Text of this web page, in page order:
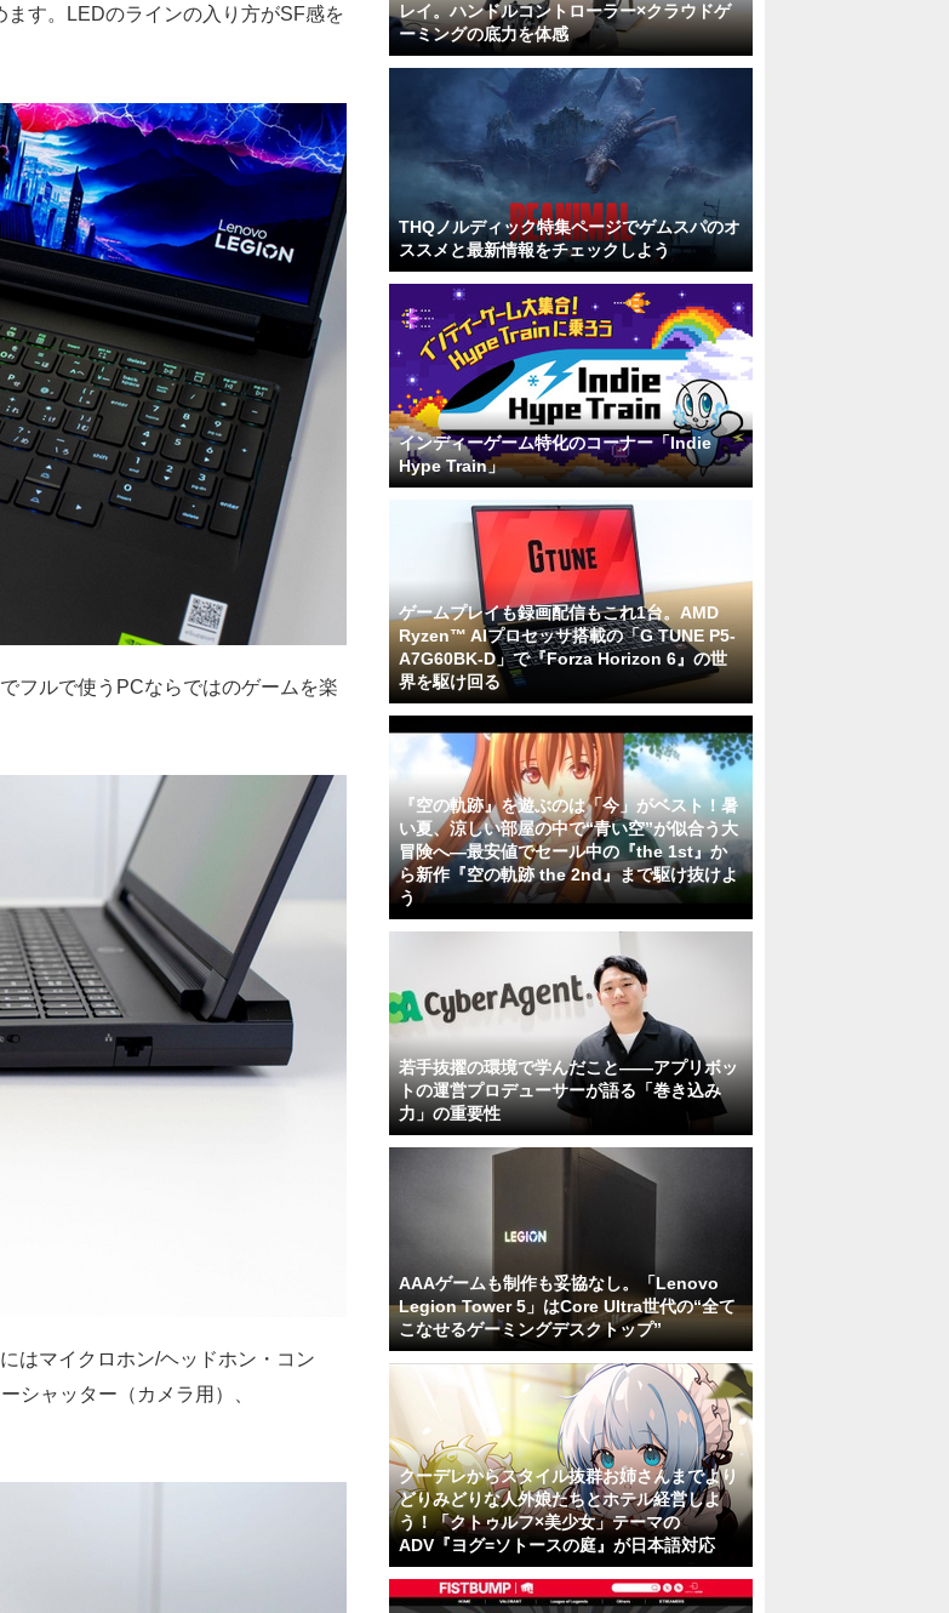
す。LEDのラインの入り方がSF感を
フルで使うPCならではのゲームを楽
はマイクロホン/ヘッドホン・コン
シャッター（カメラ用）、
レイ。ハンドルコントローラー×クラウドゲ
ーミングの底力を体感
THQノルディック特集ページでゲムスパのオ
ススメと最新情報をチェックしよう
インディーゲーム特化のコーナー「Indie
Hype Train」
ゲームプレイも録画配信もこれ1台。AMD
Ryzen™ AIプロセッサ搭載の「G TUNE P5-
A7G60BK-D」で『Forza Horizon 6』の世
界を駆け回る
『空の軌跡』を遊ぶのは「今」がベスト！暑
い夏、涼しい部屋の中で“青い空”が似合う大
冒険へ―最安値でセール中の『the 1st』か
ら新作『空の軌跡 the 2nd』まで駆け抜けよ
う
若手抜擢の環境で学んだこと――アプリボッ
トの運営プロデューサーが語る「巻き込み
力」の重要性
AAAゲームも制作も妥協なし。「Lenovo
Legion Tower 5」はCore Ultra世代の“全て
こなせるゲーミングデスクトップ”
クーデレからスタイル抜群お姉さんまでより
どりみどりな人外娘たちとホテル経営しよ
う！「クトゥルフ×美少女」テーマの
ADV『ヨグ=ソトースの庭』が日本語対応